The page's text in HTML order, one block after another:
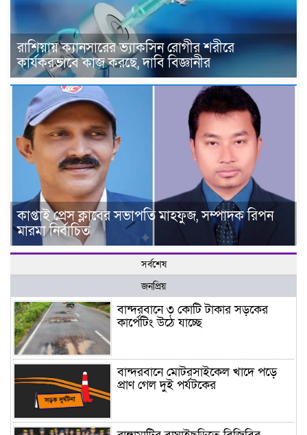
রাশিয়ায় ক্যানসারের ভ্যাকসিন রোগীর শরীরে
কার্যকরভাবে কাজ করছে, দাবি বিজ্ঞানীর
কাপ্তাই প্রেস ক্লাবের সভাপতি মাহফুজ, সম্পাদক রিপন
মারমা নির্বাচিত
সর্বশেষ
জনপ্রিয়
বান্দরবানে ৩ কোটি টাকার সড়কের
কার্পেটিং উঠে যাচ্ছে
বান্দরবানে মোটরসাইকেল খাদে পড়ে
প্রাণ গেল দুই পর্যটকের